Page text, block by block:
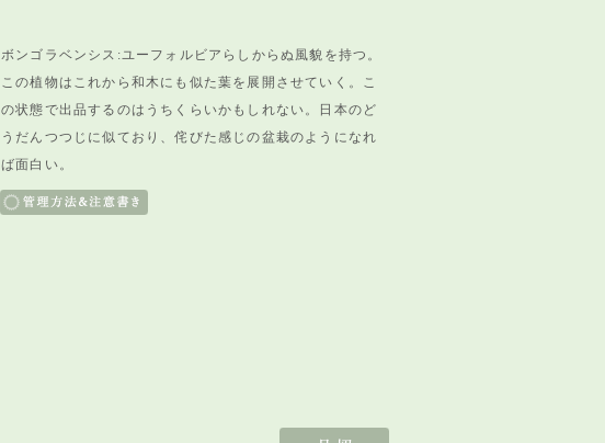
ボンゴラベンシス:ユーフォルビアらしからぬ風貌を持つ。
この植物はこれから和木にも似た葉を展開させていく。こ
の状態で出品するのはうちくらいかもしれない。日本のど
うだんつつじに似ており、侘びた感じの盆栽のようになれ
ば面白い。